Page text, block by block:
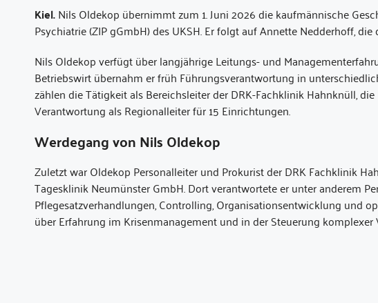
Kiel.Nils Oldekop übernimmt zum 1. Juni 2026 die kaufmännische
Psychiatrie (ZIP gGmbH) des UKSH. Er folgt auf Annette Nedderhoff,
Nils Oldekop verfügt über langjährige Leitungs- und
Betriebswirt übernahm er früh Führungsverantwortung in
zählen die Tätigkeit als Bereichsleiter der DRK-Fachklinik Hahnknüll,
Verantwortung als Regionalleiter für 15 Einrichtungen.
Werdegang von Nils Oldekop
Zuletzt war Oldekop Personalleiter und Prokurist der DRK Fachklinik
Tagesklinik Neumünster GmbH. Dort verantwortete er unter anderem
Pflegesatzverhandlungen, Controlling, Organisationsentwicklung und
über Erfahrung im Krisenmanagement und in der Steuerung komplexer